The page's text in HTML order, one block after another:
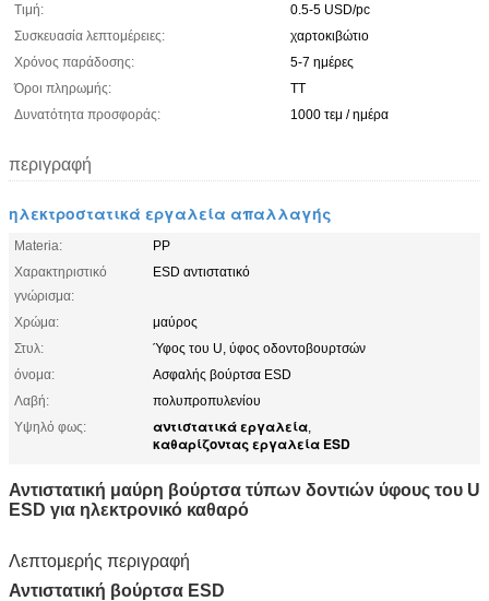
Τιμή:
0.5-5 USD/pc
Συσκευασία λεπτομέρειες:
χαρτοκιβώτιο
Χρόνος παράδοσης:
5-7 ημέρες
Όροι πληρωμής:
TT
Δυνατότητα προσφοράς:
1000 τεμ / ημέρα
περιγραφή
ηλεκτροστατικά εργαλεία απαλλαγής
Materia:
PP
Χαρακτηριστικό
γνώρισμα:
ESD αντιστατικό
Χρώμα:
μαύρος
Στυλ:
Ύφος του U, ύφος οδοντοβουρτσών
όνομα:
Ασφαλής βούρτσα ESD
Λαβή:
πολυπροπυλενίου
Υψηλό φως:
αντιστατικά εργαλεία,
καθαρίζοντας εργαλεία ESD
Αντιστατική μαύρη βούρτσα τύπων δοντιών ύφους του U
ESD για ηλεκτρονικό καθαρό
Λεπτομερής περιγραφή
Αντιστατική βούρτσα ESD